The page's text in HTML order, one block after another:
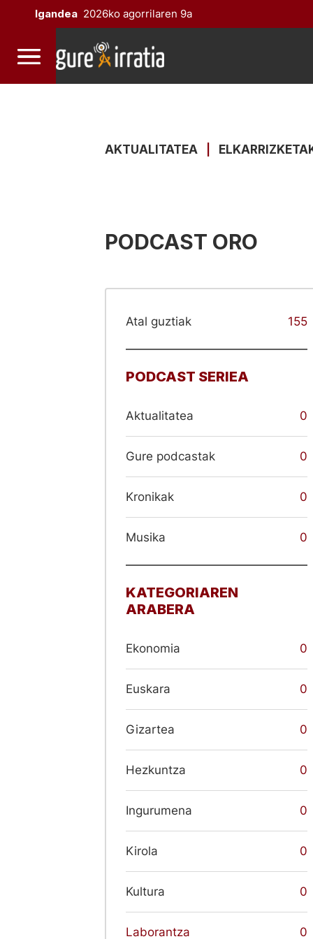
Igandea 2026ko agorrilaren 9a
AKTUALITATEA
PODCAST ORO
Atal guztiak 155
PODCAST SERIEA
Aktualitatea 0
Gure podcastak 0
Kronikak 0
Musika 0
KATEGORIAREN
ARABERA
Ekonomia 0
Euskara 0
Gizartea 0
Hezkuntza 0
Ingurumena 0
Kirola 0
Kultura 0
Laborantza 0